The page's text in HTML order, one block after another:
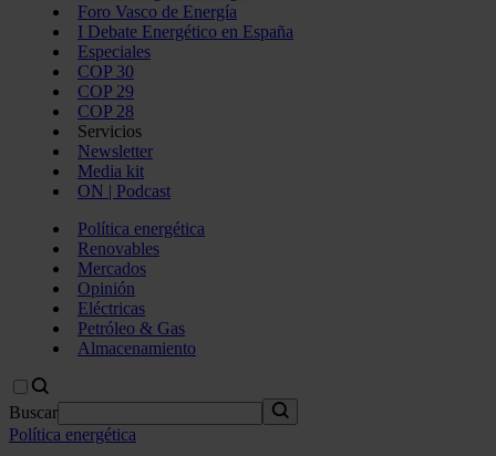
Foro Vasco de Energía
I Debate Energético en España
Especiales
COP 30
COP 29
COP 28
Servicios
Newsletter
Media kit
ON | Podcast
Política energética
Renovables
Mercados
Opinión
Eléctricas
Petróleo & Gas
Almacenamiento
Buscar
Política energética